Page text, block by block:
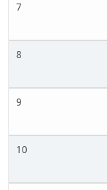
7
8
9
10